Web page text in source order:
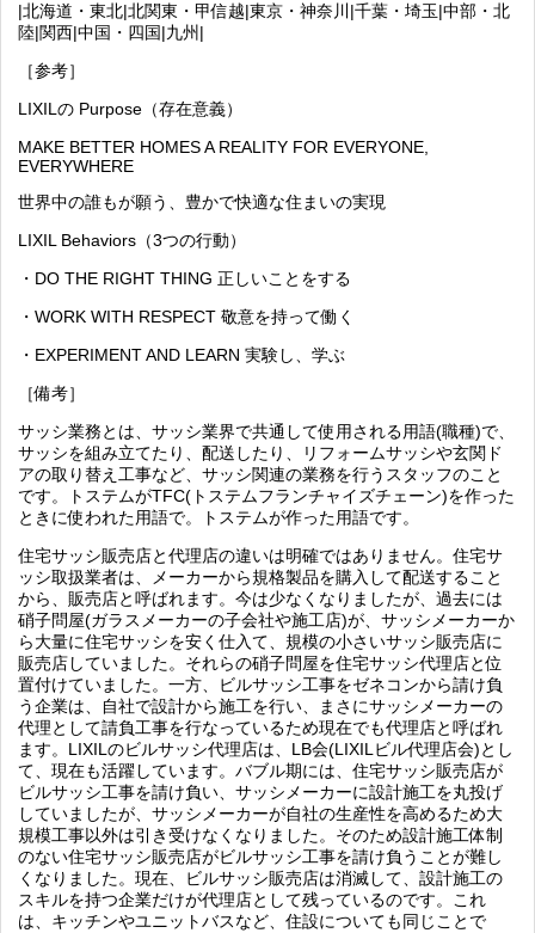
|北海道・東北|北関東・甲信越|東京・神奈川 |千葉・埼玉|中部・北
陸|関西|中国・四国|九州 |
［参考］
LIXILの Purpose（存在意義）
MAKE BETTER HOMES A REALITY FOR EVERYONE,
EVERYWHERE
世界中の誰もが願う、豊かで快適な住まいの実現
LIXIL Behaviors（3つの行動）
・DO THE RIGHT THING 正しいことをする
・WORK WITH RESPECT 敬意を持って働く
・EXPERIMENT AND LEARN 実験し、学ぶ
［備考］
サッシ業務とは、サッシ業界で共通して使用される用語(職種)で、
サッシを組み立てたり、配送したり、リフォームサッシや玄関ド
アの取り替え工事など、サッシ関連の業務を行うスタッフのこと
です。トステムがTFC(トステムフランチャイズチェーン)を作った
ときに使われた用語で。トステムが作った用語です。
住宅サッシ販売店と代理店の違いは明確ではありません。住宅サ
ッシ取扱業者は、メーカーから規格製品を購入して配送すること
から、販売店と呼ばれます。今は少なくなりましたが、過去には
硝子問屋(ガラスメーカーの子会社や施工店)が、サッシメーカーか
ら大量に住宅サッシを安く仕入て、規模の小さいサッシ販売店に
販売店していました。それらの硝子問屋を住宅サッシ代理店と位
置付けていました。一方、ビルサッシ工事をゼネコンから請け負
う企業は、自社で設計から施工を行い、まさにサッシメーカーの
代理として請負工事を行なっているため現在でも代理店と呼ばれ
ます。LIXILのビルサッシ代理店は、LB会(LIXILビル代理店会)とし
て、現在も活躍しています。バブル期には、住宅サッシ販売店が
ビルサッシ工事を請け負い、サッシメーカーに設計施工を丸投げ
していましたが、サッシメーカーが自社の生産性を高めるため大
規模工事以外は引き受けなくなりました。そのため設計施工体制
のない住宅サッシ販売店がビルサッシ工事を請け負うことが難し
くなりました。現在、ビルサッシ販売店は消滅して、設計施工の
スキルを持つ企業だけが代理店として残っているのです。これ
は、キッチンやユニットバスなど、住設についても同じことで